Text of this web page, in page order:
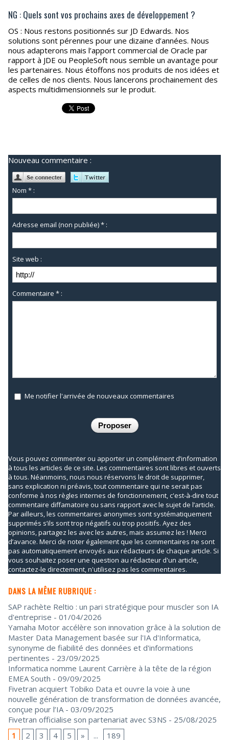
NG : Quels sont vos prochains axes de développement ?
OS : Nous restons positionnés sur JD Edwards. Nos
solutions sont pérennes pour une dizaine d’années. Nous
nous adapterons mais l’apport commercial de Oracle par
rapport à JDE ou PeopleSoft nous semble un avantage pour
les partenaires. Nous étoffons nos produits de nos idées et
de celles de nos clients. Nous lancerons prochainement des
aspects multidimensionnels sur le produit.
Nouveau commentaire :
Nom * :
Adresse email (non publiée) * :
Site web :
Commentaire * :
Me notifier l'arrivée de nouveaux commentaires
Vous pouvez commenter ou apporter un complément d’information
à tous les articles de ce site. Les commentaires sont libres et ouverts
à tous. Néanmoins, nous nous réservons le droit de supprimer,
sans explication ni préavis, tout commentaire qui ne serait pas
conforme à nos règles internes de fonctionnement, c'est-à-dire tout
commentaire diffamatoire ou sans rapport avec le sujet de l’article.
Par ailleurs, les commentaires anonymes sont systématiquement
supprimés s’ils sont trop négatifs ou trop positifs. Ayez des
opinions, partagez les avec les autres, mais assumez les ! Merci
d’avance. Merci de noter également que les commentaires ne sont
pas automatiquement envoyés aux rédacteurs de chaque article. Si
vous souhaitez poser une question au rédacteur d'un article,
contactez-le directement, n'utilisez pas les commentaires.
DANS LA MÊME RUBRIQUE :
SAP rachète Reltio : un pari stratégique pour muscler son IA
d'entreprise - 01/04/2026
Yamaha Motor accélère son innovation grâce à la solution de
Master Data Management basée sur l'IA d'Informatica,
synonyme de fiabilité des données et d'informations
pertinentes - 23/09/2025
Informatica nomme Laurent Carrière à la tête de la région
EMEA South - 09/09/2025
Fivetran acquiert Tobiko Data et ouvre la voie à une
nouvelle génération de transformation de données avancée,
conçue pour l’IA - 03/09/2025
Fivetran officialise son partenariat avec S3NS - 25/08/2025
1
2 3 4 5 » ... 189